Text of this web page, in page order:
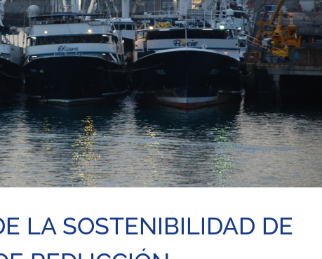
LA SOSTENIBILIDAD DE